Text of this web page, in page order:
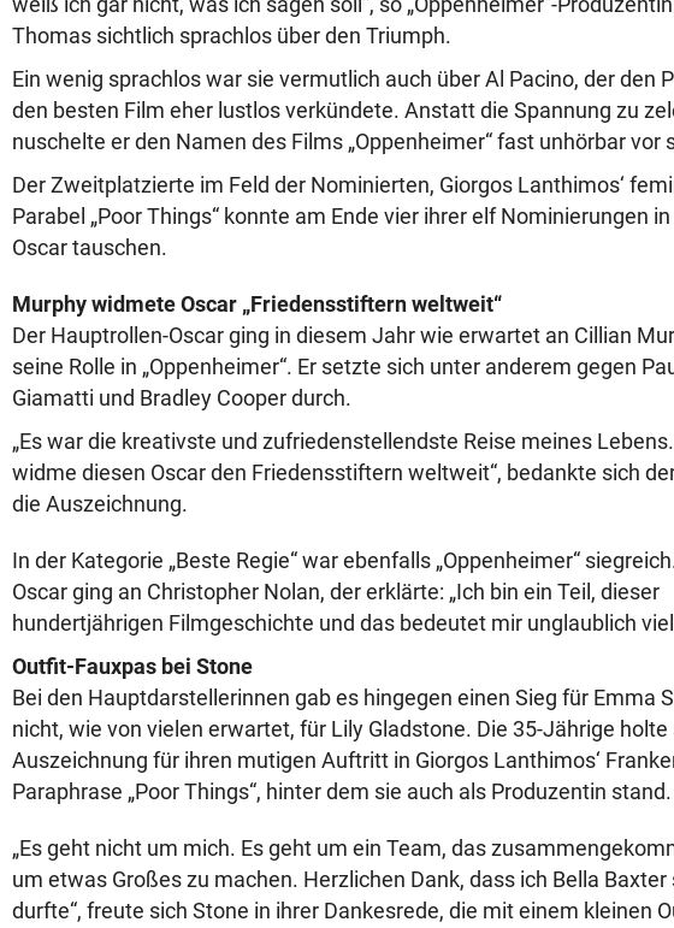
Thomas sichtlich sprachlos über den Triumph.
Ein wenig sprachlos war sie vermutlich auch über Al Pacino, der den
den besten Film eher lustlos verkündete. Anstatt die Spannung zu
nuschelte er den Namen des Films „Oppenheimer“ fast unhörbar vor
Der Zweitplatzierte im Feld der Nominierten, Giorgos Lanthimos‘
Parabel „Poor Things“ konnte am Ende vier ihrer elf Nominierungen
Oscar tauschen.
Murphy widmete Oscar „Friedensstiftern weltweit“
Der Hauptrollen-Oscar ging in diesem Jahr wie erwartet an Cillian
seine Rolle in „Oppenheimer“. Er setzte sich unter anderem gegen
Giamatti und Bradley Cooper durch.
„Es war die kreativste und zufriedenstellendste Reise meines
widme diesen Oscar den Friedensstiftern weltweit“, bedankte sich
die Auszeichnung.
In der Kategorie „Beste Regie“ war ebenfalls „Oppenheimer“
Oscar ging an Christopher Nolan, der erklärte: „Ich bin ein Teil, dieser
hundertjährigen Filmgeschichte und das bedeutet mir unglaublich
Outfit-Fauxpas bei Stone
Bei den Hauptdarstellerinnen gab es hingegen einen Sieg für Emma
nicht, wie von vielen erwartet, für Lily Gladstone. Die 35-Jährige holte
Auszeichnung für ihren mutigen Auftritt in Giorgos Lanthimos‘
Paraphrase „Poor Things“, hinter dem sie auch als Produzentin stand.
„Es geht nicht um mich. Es geht um ein Team, das
um etwas Großes zu machen. Herzlichen Dank, dass ich Bella Baxter
durfte“, freute sich Stone in ihrer Dankesrede, die mit einem kleinen